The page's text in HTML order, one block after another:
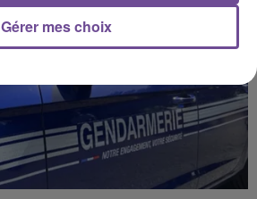
Gérer mes choix